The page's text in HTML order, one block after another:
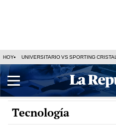
HOY UNIVERSITARIO VS SPORTING CRISTAL
Tecnología